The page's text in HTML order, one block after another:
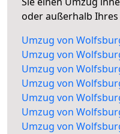
oder außerhalb
Umzug von
Umzug von
Umzug von
Umzug von
Umzug von
Umzug von
Umzug von